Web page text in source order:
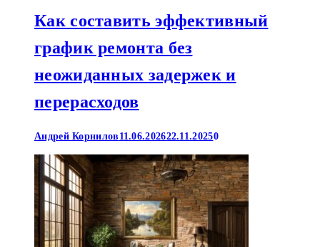
Как составить эффективный
график ремонта без
неожиданных задержек и
перерасходов
Андрей Корнилов 11.06.202622.11.20250